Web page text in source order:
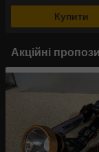
Купити
Акційні